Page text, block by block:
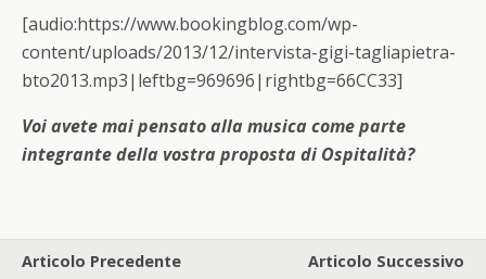
[audio:https://www.bookingblog.com/wp-
content/uploads/2013/12/intervista-gigi-tagliapietra-
bto2013.mp3|leftbg=969696|rightbg=66CC33]
Voi avete mai pensato alla musica come parte
integrante della vostra proposta di Ospitalità?
Articolo Precedente
Articolo Successivo